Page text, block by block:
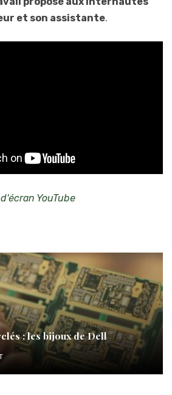
et son assistante.
YouTube
: les bijoux de Dell